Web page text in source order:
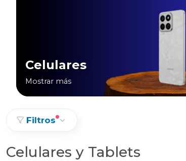
Celulares
Mostrar más
Filtros
Celulares y Tablets